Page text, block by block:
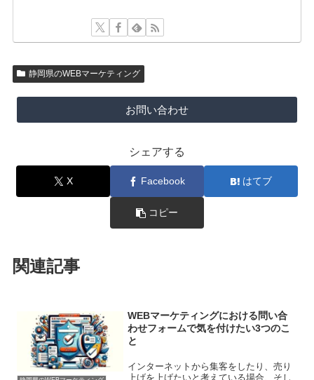
静岡県のWEBマーケティング
お問い合わせ
シェアする
X Facebook はてブ
コピー
関連記事
WEBマーケティングにおける問い合
わせフォームで気を付けたい3つのこ
と
インターネットから集客をしたり、売り
上げを上げたいと考えている場合、そし